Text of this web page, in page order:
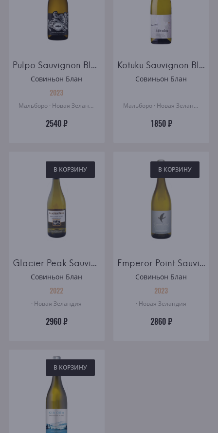
Pulpo Sauvignon Blanc Marlborough New Zealand white semidry
Совиньон Блан
2023
Мальборо · Новая Зеландия
2540 ₽
Kotuku Sauvignon Blanc
Совиньон Блан
Мальборо · Новая Зеландия
1850 ₽
В КОРЗИНУ
Glacier Peak Sauvignon Blanc white dry
Совиньон Блан
2022
· Новая Зеландия
2960 ₽
В КОРЗИНУ
Emperor Point Sauvignon Blanc
Совиньон Блан
2023
· Новая Зеландия
2860 ₽
В КОРЗИНУ